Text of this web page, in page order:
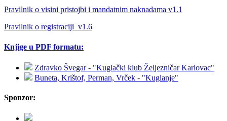
Pravilnik o visini pristojbi i mandatnim naknadama v1.1
Pravilnik o registraciji_v1.6
Knjige u PDF formatu:
Zdravko Švegar - "Kuglački klub Željezničar Karlovac"
Buneta, Krištof, Perman, Vrček - "Kuglanje"
Sponzor: